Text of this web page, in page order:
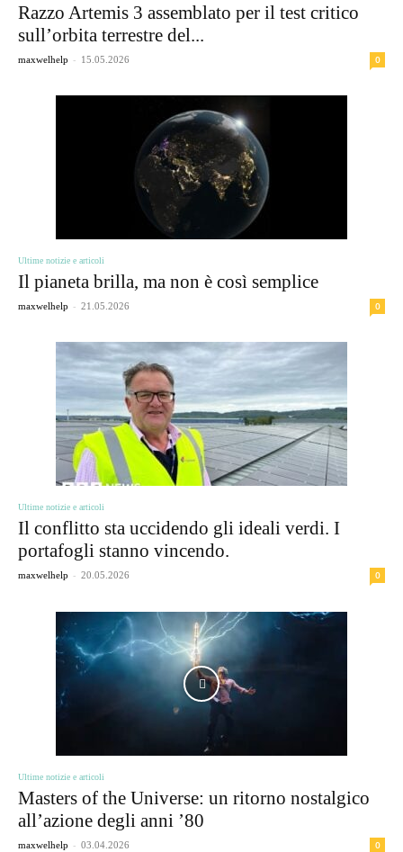
Razzo Artemis 3 assemblato per il test critico
sull’orbita terrestre del...
maxwelhelp - 15.05.2026 0
Ultime notizie e articoli
Il pianeta brilla, ma non è così semplice
maxwelhelp - 21.05.2026 0
Ultime notizie e articoli
Il conflitto sta uccidendo gli ideali verdi. I
portafogli stanno vincendo.
maxwelhelp - 20.05.2026 0
Ultime notizie e articoli
Masters of the Universe: un ritorno nostalgico
all’azione degli anni ’80
maxwelhelp - 03.04.2026 0